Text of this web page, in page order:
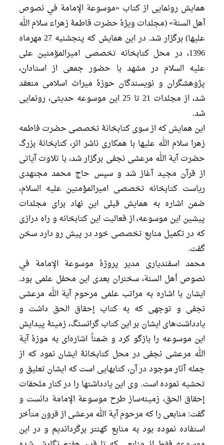
همایش رونمایی از کتاب «موسوعة الإمامة في نصوص
أهل السنة» (مجلدات ویژۀ حضرت فاطمۀ زهراء سلام الله
علیها) برگزار شد. در این همایش که پنجشنبه 27 مهرماه
1396، در محل کتابخانه تخصصی امیرالمؤمنین علی
علیه السلام در مشهد با حضور جمعی از استادان،
پژوهشگران و نویسندگان حوزۀ میراث اسلامی منعقد
شد، از مجلدات 21 تا 25 این موسوعه حدیثی، رونمایی
شد.
این همایش که از سوی کتابخانۀ تخصصی حضرت فاطمه
زهرا سلام الله علیها با همکاری ناشر اثر، کتابخانۀ بزرگ
حضرت آیة الله مرعشی نجفی برگزار شد، با تلاوت آیاتی
از قرآن مجید آغاز شد و سپس حاج محمد مجتهدی
ریاست کتابخانه تخصصی امیرالمؤمنین علیه السلام،
ضمن اشاره به همایش قبلی این نهاد برای مجلدات
پیشین این موسوعه، از فعالیت این کتابخانه و راه درازی
که در تکمیل منابع تخصصی خود در پیش رو دارد سخن
گفت.
محمد اسفندیاری مدیر پروژۀ موسوعة الإمامة في
نصوص أهل السنة، سخنران بعدی این محفل علمی بود.
ایشان با اشاره به مراتب علمی مرحوم آیة الله مرعشی
نجفی و توجهی که به کتاب إحقاق الحق داشت و
یادداشت‌های ایشان بر این کتاب گرانسنگ، زمینۀ پیدایش
این موسوعه را بازگو کرد و ضمناً اشاره‌ای به موزۀ آیة
الله مرعشی نجفی در محل کتابخانۀ ایشان نمود که از
جمله آثار موجود در آن، کتابهایی است که ایشان تعلیق و
تحشیه نموده است. وی این یادداشتها را در کنار ملحقات
إحقاق الحق، زمینه‌ساز طرح موسوعة الإمامة دانست و
گفت: منابعی را که مرحوم آیة الله مرعشی از قرون متأخر
استفاده نموده بود به منابع کهنتر برگرداندیم و در این